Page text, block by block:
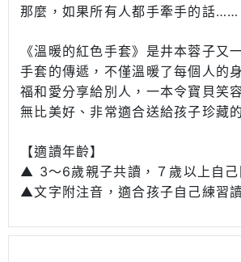
那麼，如果所有人都手牽手的話……
《溫暖的紅色手套》是井本蓉子又
手套的傳遞，不僅溫暖了每個人的
福和愛分享給別人，一本令寶貝笑
無比美好、非常適合送給孩子珍藏
【適讀年齡】
▲ 3～6歲親子共讀，７歲以上自己
▲文字附注音，適合孩子自己練習